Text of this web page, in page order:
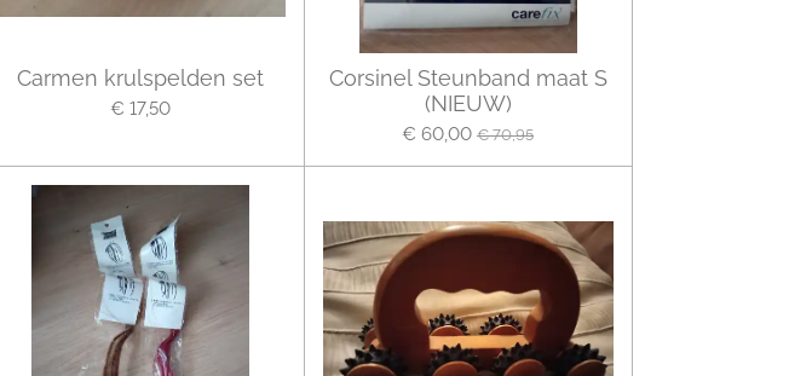
Carmen krulspelden set
€ 17,50
Corsinel Steunband maat S
(NIEUW)
€ 60,00 € 70,95